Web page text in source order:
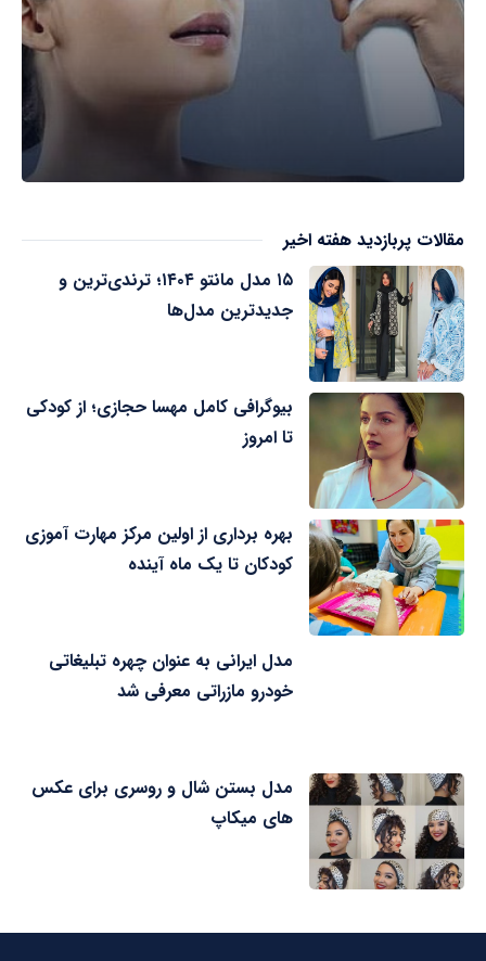
مقالات پربازدید هفته اخیر
۱۵ مدل مانتو ۱۴۰۴؛ ترندی‌ترین و
جدیدترین مدل‌ها
بیوگرافی کامل مهسا حجازی؛ از کودکی
تا امروز
بهره برداری از اولین مرکز مهارت آموزی
کودکان تا یک ماه آینده
مدل ایرانی به عنوان چهره تبلیغاتی
خودرو مازراتی معرفی شد
مدل بستن شال و روسری برای عکس
های میکاپ